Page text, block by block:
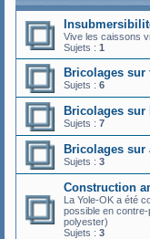
Vive les caissons
Sujets : 1
Bricolages sur
Sujets : 6
Bricolages sur
Sujets : 7
Bricolages sur
Sujets : 3
Construction
La Yole-OK a été
possible en
polyester)
Sujets : 3